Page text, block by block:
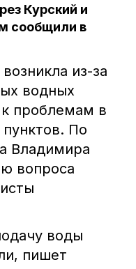
Курский и
сообщили в
из-за
водных
проблемам в
По
Владимира
вопроса
воды
пишет